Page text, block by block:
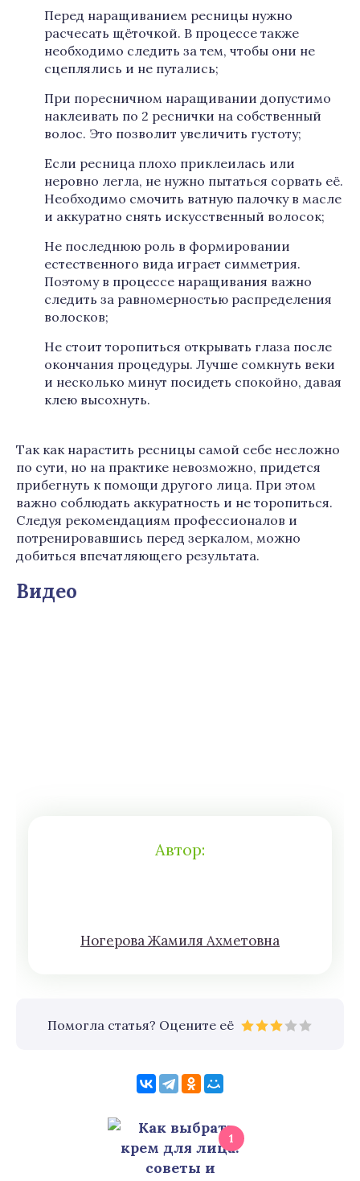
Перед наращиванием ресницы нужно
расчесать щёточкой. В процессе также
необходимо следить за тем, чтобы они не
сцеплялись и не путались;
При поресничном наращивании допустимо
наклеивать по 2 реснички на собственный
волос. Это позволит увеличить густоту;
Если ресница плохо приклеилась или
неровно легла, не нужно пытаться сорвать её.
Необходимо смочить ватную палочку в масле
и аккуратно снять искусственный волосок;
Не последнюю роль в формировании
естественного вида играет симметрия.
Поэтому в процессе наращивания важно
следить за равномерностью распределения
волосков;
Не стоит торопиться открывать глаза после
окончания процедуры. Лучше сомкнуть веки
и несколько минут посидеть спокойно, давая
клею высохнуть.
Так как нарастить ресницы самой себе несложно
по сути, но на практике невозможно, придется
прибегнуть к помощи другого лица. При этом
важно соблюдать аккуратность и не торопиться.
Следуя рекомендациям профессионалов и
потренировавшись перед зеркалом, можно
добиться впечатляющего результата.
Видео
Автор:
Нoгeрова Жaмиля Aхмeтoвна
Помогла статья? Оцените её
1